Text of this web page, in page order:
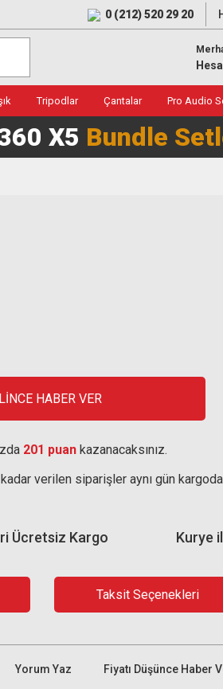
0 (212) 520 29 20
Tripodlar Çantalar Pro Audio
X5 Bundle
HABER VER
201 puan kazanacaksınız.
kadar verilen siparişler aynı gün
Kurye
Ücretsiz Kargo
Taksit Seçenekleri
Yorum Yaz Fiyatı Düşünce Haber